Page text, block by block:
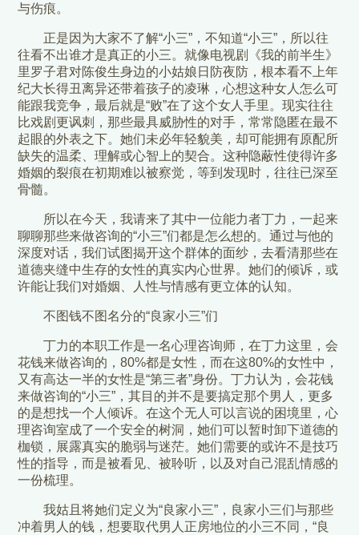
与伤痕。
正是因为大家不了解“小三”，不知道“小三”，所以往
往看不出谁才是真正的小三。就像电视剧《我的前半生》
里罗子君对陈俊生身边的小姑娘日防夜防，根本看不上年
纪大长得丑离异还带着孩子的凌琳，心想这种女人怎么可
能跟我竞争，最后就是“败”在了这个女人手里。现实往往
比戏剧更讽刺，那些最具威胁性的对手，常常隐匿在最不
起眼的外表之下。她们未必年轻貌美，却可能拥有原配所
缺失的温柔、理解或心智上的契合。这种隐蔽性使得许多
婚姻的裂痕在初期难以被察觉，等到发现时，往往已深至
骨髓。
所以在今天，我请来了其中一位能力者丁力，一起来
聊聊那些来做咨询的“小三”们都是怎么想的。通过与他的
深度对话，我们试图揭开这个群体的面纱，去看清那些在
道德夹缝中生存的女性的真实内心世界。她们的倾诉，或
许能让我们对婚姻、人性与情感有更立体的认知。
不图钱不图名分的“良家小三”们
丁力的本职工作是一名心理咨询师，在丁力这里，会
花钱来做咨询的，80%都是女性，而在这80%的女性中，
又有高达一半的女性是“第三者”身份。丁力认为，会花钱
来做咨询的“小三”，其目的并不是要搞定那个男人，更多
的是想找一个人倾诉。在这个无人可以言说的困境里，心
理咨询室成了一个安全的树洞，她们可以暂时卸下道德的
枷锁，展露真实的脆弱与迷茫。她们需要的或许不是技巧
性的指导，而是被看见、被聆听，以及对自己混乱情感的
一份梳理。
我姑且将她们定义为“良家小三”，良家小三们与那些
冲着男人的钱，想要取代男人正房地位的小三不同，“良